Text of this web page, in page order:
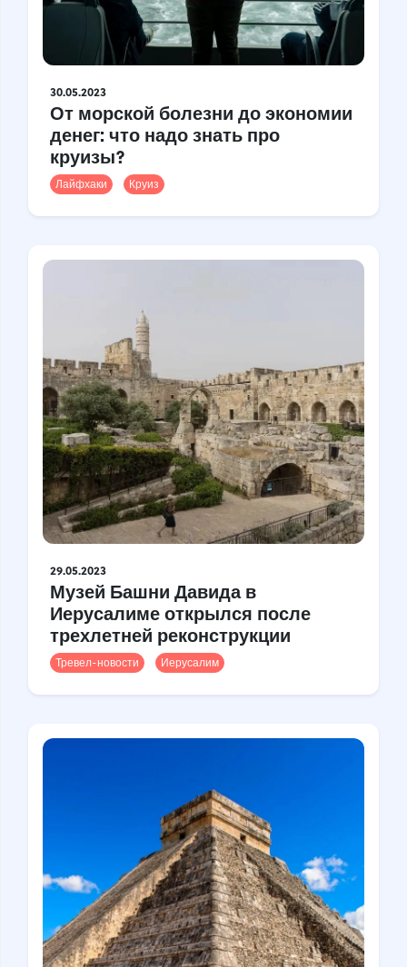
30.05.2023
От морской болезни до экономии
денег: что надо знать про
круизы?
Лайфхаки Круиз
29.05.2023
Музей Башни Давида в
Иерусалиме открылся после
трехлетней реконструкции
Тревел-новости Иерусалим